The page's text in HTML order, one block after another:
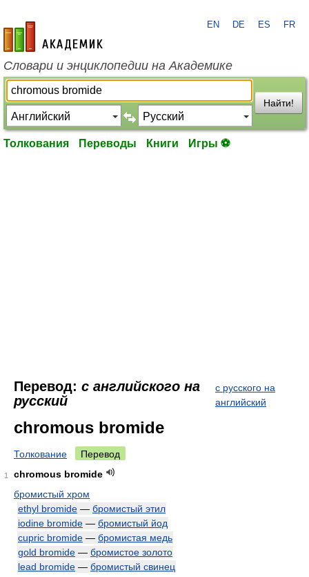
academic.ru
EN DE ES FR
Словари и энциклопедии на Академике
Найти!
Толкования Переводы Книги Игры ⚽
Перевод: с английского на
русский
с русского на
английский
chromous bromide
Толкование Перевод
1
chromous bromide
бромистый хром
ethyl bromide — бромистый этил
iodine bromide — бромистый йод
cupric bromide — бромистая медь
gold bromide — бромистое золото
lead bromide — бромистый свинец